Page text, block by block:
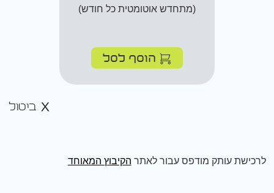
(מתחדש אוטומטית כל חודש)
הוסף לסל
ביטול
לרכישת עותק מודפס עבור לאתר הקיבוץ המאוחד